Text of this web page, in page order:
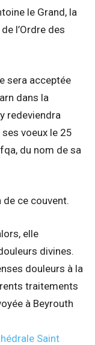
le Grand, la
l’Ordre des
sera acceptée
dans la
redeviendra
voeux le 25
du nom de sa
de ce couvent.
elle
divines.
douleurs à la
traitements
à Beyrouth
Saint